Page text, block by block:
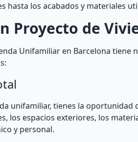
hasta los acabados y materiales
Proyecto de
Unifamiliar en Barcelona
unifamiliar, tienes la oportunidad
los espacios exteriores, los
y personal.